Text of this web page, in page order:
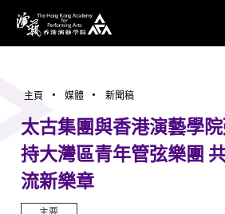
香港演藝學院
主頁 媒體 新聞稿
太古集團與香港演藝學
持大灣區青年管弦樂團
流新樂章